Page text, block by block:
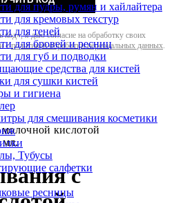
для пудры, румян и хайлайтера
для кремовых текстур
для теней
для бровей и ресниц
для губ и подводки
средства для кистей
для сушки кистей
и гигиена
для смешивания косметики
Тубусы
салфетки
ресницы
я даю согласие на обработку своих
сполитикой обработки персональных данных.
кислотой
мл.
с